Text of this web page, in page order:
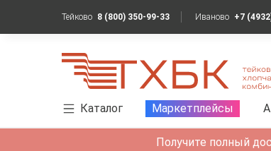
Тейково 8 (800) 350-99-33 Иваново +7
Каталог Маркетплейсы
Получите полный